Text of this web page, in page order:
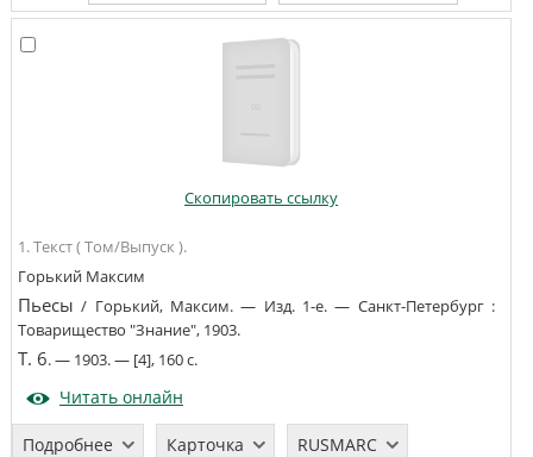
Скопировать ссылку
1. Текст ( Том/Выпуск ).
Горький Максим
Пьесы / Горький, Максим. — Изд. 1-е. — Санкт-Петербург :
Товарищество "Знание",1903.
Т. 6. —1903. —[4], 160 с.
Читать онлайн
Подробнее Карточка
RUSMARC